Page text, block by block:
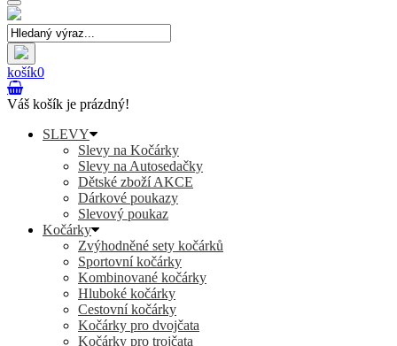
Toggle
navigation
košík0
Váš košík je prázdný!
SLEVY
Slevy na Kočárky
Slevy na Autosedačky
Dětské zboží AKCE
Dárkové poukazy
Slevový poukaz
Kočárky
Zvýhodněné sety kočárků
Sportovní kočárky
Kombinované kočárky
Hluboké kočárky
Cestovní kočárky
Kočárky pro dvojčata
Kočárky pro trojčata